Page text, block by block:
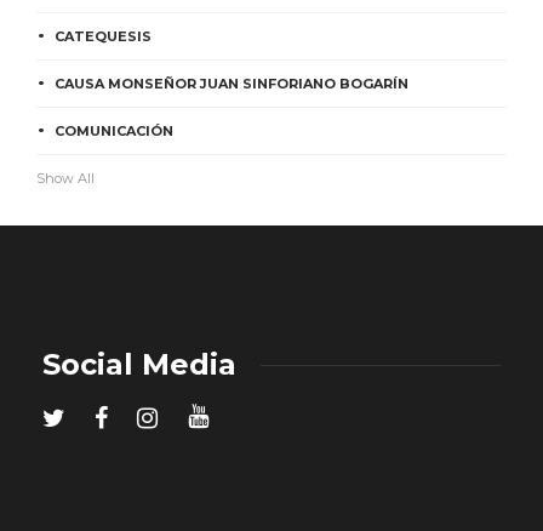
CATEQUESIS
CAUSA MONSEÑOR JUAN SINFORIANO BOGARÍN
COMUNICACIÓN
Show All
Social Media